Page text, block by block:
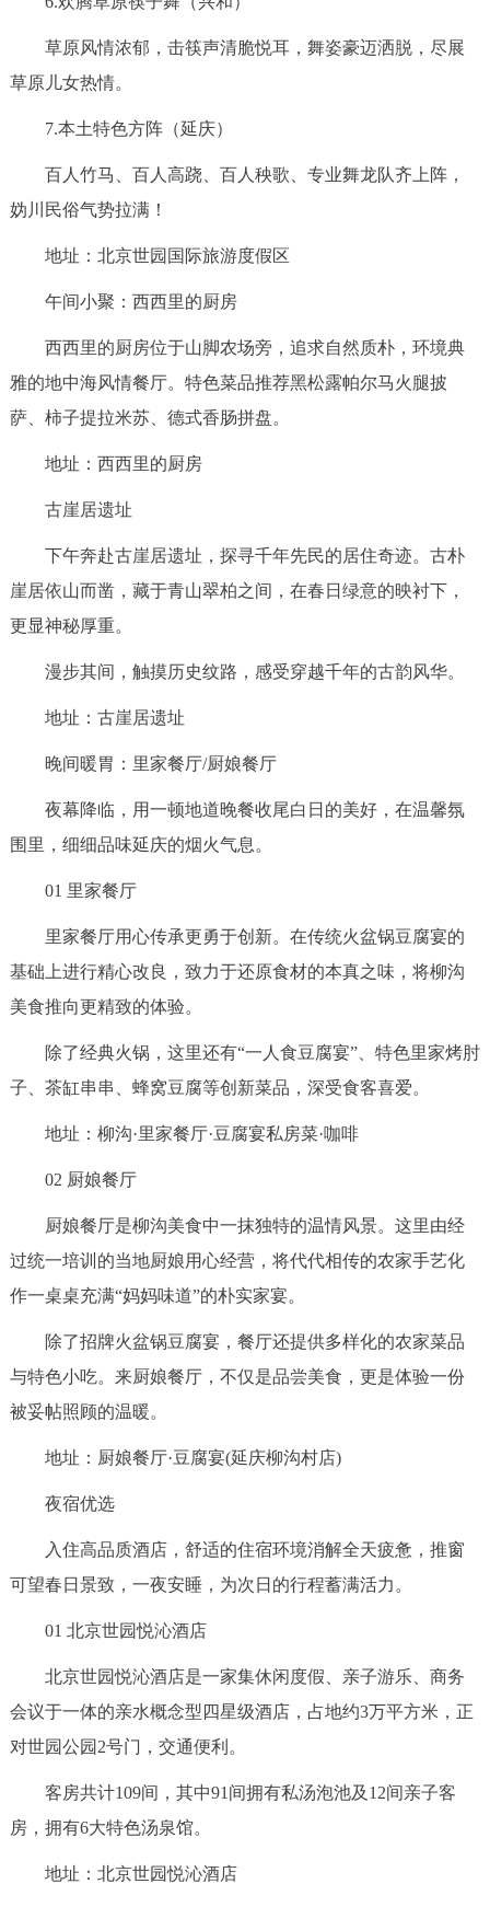
草原风情浓郁，击筷声清脆悦耳，舞姿豪迈洒脱，尽展
草原儿女热情。
7.本土特色方阵（延庆）
百人竹马、百人高跷、百人秧歌、专业舞龙队齐上阵，
妫川民俗气势拉满！
地址：北京世园国际旅游度假区
午间小聚：西西里的厨房
西西里的厨房位于山脚农场旁，追求自然质朴，环境典
雅的地中海风情餐厅。特色菜品推荐黑松露帕尔马火腿披
萨、柿子提拉米苏、德式香肠拼盘。
地址：西西里的厨房
古崖居遗址
下午奔赴古崖居遗址，探寻千年先民的居住奇迹。古朴
崖居依山而凿，藏于青山翠柏之间，在春日绿意的映衬下，
更显神秘厚重。
漫步其间，触摸历史纹路，感受穿越千年的古韵风华。
地址：古崖居遗址
晚间暖胃：里家餐厅/厨娘餐厅
夜幕降临，用一顿地道晚餐收尾白日的美好，在温馨氛
围里，细细品味延庆的烟火气息。
01 里家餐厅
里家餐厅用心传承更勇于创新。在传统火盆锅豆腐宴的
基础上进行精心改良，致力于还原食材的本真之味，将柳沟
美食推向更精致的体验。
除了经典火锅，这里还有“一人食豆腐宴”、特色里家烤肘
子、茶缸串串、蜂窝豆腐等创新菜品，深受食客喜爱。
地址：柳沟·里家餐厅·豆腐宴私房菜·咖啡
02 厨娘餐厅
厨娘餐厅是柳沟美食中一抹独特的温情风景。这里由经
过统一培训的当地厨娘用心经营，将代代相传的农家手艺化
作一桌桌充满“妈妈味道”的朴实家宴。
除了招牌火盆锅豆腐宴，餐厅还提供多样化的农家菜品
与特色小吃。来厨娘餐厅，不仅是品尝美食，更是体验一份
被妥帖照顾的温暖。
地址：厨娘餐厅·豆腐宴(延庆柳沟村店)
夜宿优选
入住高品质酒店，舒适的住宿环境消解全天疲惫，推窗
可望春日景致，一夜安睡，为次日的行程蓄满活力。
01 北京世园悦沁酒店
北京世园悦沁酒店是一家集休闲度假、亲子游乐、商务
会议于一体的亲水概念型四星级酒店，占地约3万平方米，正
对世园公园2号门，交通便利。
客房共计109间，其中91间拥有私汤泡池及12间亲子客
房，拥有6大特色汤泉馆。
地址：北京世园悦沁酒店